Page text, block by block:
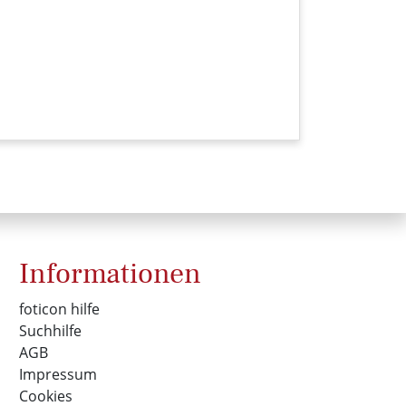
Informationen
foticon hilfe
Suchhilfe
AGB
Impressum
Cookies